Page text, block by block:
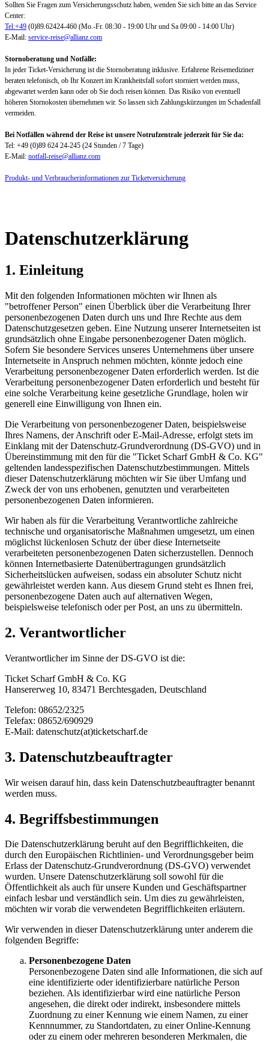
Sollten Sie Fragen zum Versicherungsschutz haben, wenden Sie sich bitte an das Service
Center:
Tel:+49 (0)89.62424-460 (Mo.-Fr. 08:30 - 19:00 Uhr und Sa 09:00 - 14:00 Uhr)
E-Mail: service-reise@allianz.com
Stornoberatung und Notfälle:
In jeder Ticket-Versicherung ist die Stornoberatung inklusive. Erfahrene Reisemediziner
beraten telefonisch, ob Ihr Konzert im Krankheitsfall sofort storniert werden muss,
abgewartet werden kann oder ob Sie doch reisen können. Das Risiko von eventuell
höheren Stornokosten übernehmen wir. So lassen sich Zahlungskürzungen im Schadenfall
vermeiden.
Bei Notfällen während der Reise ist unsere Notrufzentrale jederzeit für Sie da:
Tel: +49 (0)89 624 24-245 (24 Stunden / 7 Tage)
E-Mail: notfall-reise@allianz.com
Produkt- und Verbraucherinformationen zur Ticketversicherung
Datenschutzerklärung
1. Einleitung
Mit den folgenden Informationen möchten wir Ihnen als
"betroffener Person" einen Überblick über die Verarbeitung Ihrer
personenbezogenen Daten durch uns und Ihre Rechte aus dem
Datenschutzgesetzen geben. Eine Nutzung unserer Internetseiten ist
grundsätzlich ohne Eingabe personenbezogener Daten möglich.
Sofern Sie besondere Services unseres Unternehmens über unsere
Internetseite in Anspruch nehmen möchten, könnte jedoch eine
Verarbeitung personenbezogener Daten erforderlich werden. Ist die
Verarbeitung personenbezogener Daten erforderlich und besteht für
eine solche Verarbeitung keine gesetzliche Grundlage, holen wir
generell eine Einwilligung von Ihnen ein.
Die Verarbeitung von personenbezogener Daten, beispielsweise
Ihres Namens, der Anschrift oder E-Mail-Adresse, erfolgt stets im
Einklang mit der Datenschutz-Grundverordnung (DS-GVO) und in
Übereinstimmung mit den für die "Ticket Scharf GmbH & Co. KG"
geltenden landesspezifischen Datenschutzbestimmungen. Mittels
dieser Datenschutzerklärung möchten wir Sie über Umfang und
Zweck der von uns erhobenen, genutzten und verarbeiteten
personenbezogenen Daten informieren.
Wir haben als für die Verarbeitung Verantwortliche zahlreiche
technische und organisatorische Maßnahmen umgesetzt, um einen
möglichst lückenlosen Schutz der über diese Internetseite
verarbeiteten personenbezogenen Daten sicherzustellen. Dennoch
können Internetbasierte Datenübertragungen grundsätzlich
Sicherheitslücken aufweisen, sodass ein absoluter Schutz nicht
gewährleistet werden kann. Aus diesem Grund steht es Ihnen frei,
personenbezogene Daten auch auf alternativen Wegen,
beispielsweise telefonisch oder per Post, an uns zu übermitteln.
2. Verantwortlicher
Verantwortlicher im Sinne der DS-GVO ist die:
Ticket Scharf GmbH & Co. KG
Hansererweg 10, 83471 Berchtesgaden, Deutschland
Telefon: 08652/2325
Telefax: 08652/690929
E-Mail: datenschutz(at)ticketscharf.de
3. Datenschutzbeauftragter
Wir weisen darauf hin, dass kein Datenschutzbeauftragter benannt
werden muss.
4. Begriffsbestimmungen
Die Datenschutzerklärung beruht auf den Begrifflichkeiten, die
durch den Europäischen Richtlinien- und Verordnungsgeber beim
Erlass der Datenschutz-Grundverordnung (DS-GVO) verwendet
wurden. Unsere Datenschutzerklärung soll sowohl für die
Öffentlichkeit als auch für unsere Kunden und Geschäftspartner
einfach lesbar und verständlich sein. Um dies zu gewährleisten,
möchten wir vorab die verwendeten Begrifflichkeiten erläutern.
Wir verwenden in dieser Datenschutzerklärung unter anderem die
folgenden Begriffe:
Personenbezogene Daten
Personenbezogene Daten sind alle Informationen, die sich auf
eine identifizierte oder identifizierbare natürliche Person
beziehen. Als identifizierbar wird eine natürliche Person
angesehen, die direkt oder indirekt, insbesondere mittels
Zuordnung zu einer Kennung wie einem Namen, zu einer
Kennnummer, zu Standortdaten, zu einer Online-Kennung
oder zu einem oder mehreren besonderen Merkmalen, die